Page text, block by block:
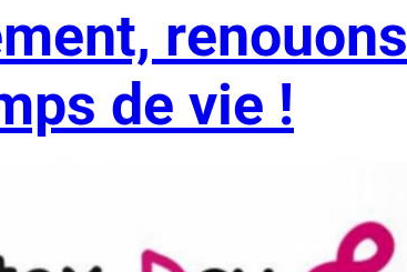
renouons
de vie !